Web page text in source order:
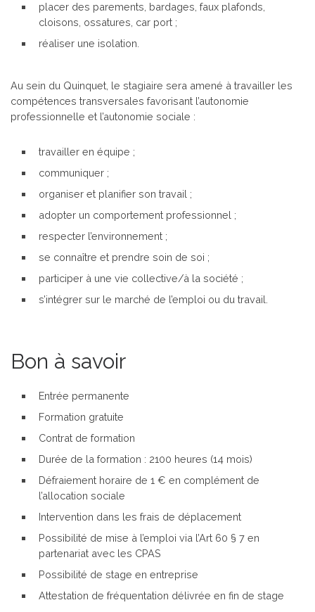
placer des parements, bardages, faux plafonds,
cloisons, ossatures, car port ;
réaliser une isolation.
Au sein du Quinquet, le stagiaire sera amené à travailler les
compétences transversales favorisant l’autonomie
professionnelle et l’autonomie sociale :
travailler en équipe ;
communiquer ;
organiser et planifier son travail ;
adopter un comportement professionnel ;
respecter l’environnement ;
se connaître et prendre soin de soi ;
participer à une vie collective/à la société ;
s’intégrer sur le marché de l’emploi ou du travail.
Bon à savoir
Entrée permanente
Formation gratuite
Contrat de formation
Durée de la formation : 2100 heures (14 mois)
Défraiement horaire de 1 € en complément de
l’allocation sociale
Intervention dans les frais de déplacement
Possibilité de mise à l’emploi via l’Art 60 § 7 en
partenariat avec les CPAS
Possibilité de stage en entreprise
Attestation de fréquentation délivrée en fin de stage